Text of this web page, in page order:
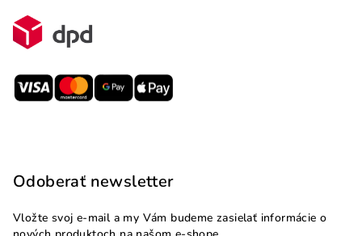
Odoberať newsletter
Vložte svoj e-mail a my Vám budeme zasielať informácie o